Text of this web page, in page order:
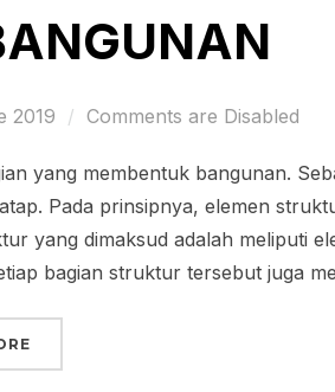
2019 Comments are Disabled
yang membentuk bangunan.
Pada prinsipnya, elemen
yang dimaksud adalah meliputi
bagian struktur tersebut juga